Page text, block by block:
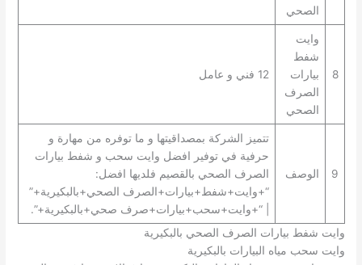
الصحي
8
وايت
شفط
بيارات
الصرف
الصحي
12 فني و عامل
9 الوصف
تتميز الشركة بمصداقيتها و ما توفره من مهارة و
حرفية في توفير افضل وايت سحب و شفط بيارات
الصرف الصحي بالقصيم فلديها افضل:
“+وايت+شفط+بيارات+الصرف الصحي+بالبكيرية+”
| “+وايت+سحب+بيارات+صرف صحي+بالبكيرية+”.
وايت شفط بيارات الصرف الصحي بالبكيرية
وايت سحب مياه البيارات بالبكيرية